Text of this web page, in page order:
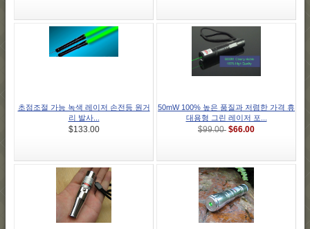
초점조절 가능 녹색 레이저 손전등 원거
리 발사...
$133.00
50mW 100% 높은 품질과 저렴한 가격 휴
대용형 그린 레이저 포...
$99.00 $66.00